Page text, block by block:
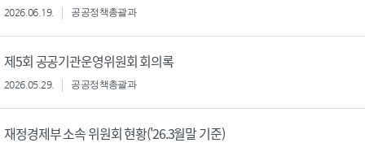
2026.06.19. 공공정책총괄과
제5회 공공기관운영위원회 회의록
2026.05.29. 공공정책총괄과
재정경제부 소속 위원회 현황('26.3월말 기준)